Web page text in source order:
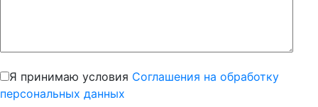
Я принимаю условия Соглашения на обработку
персональных данных